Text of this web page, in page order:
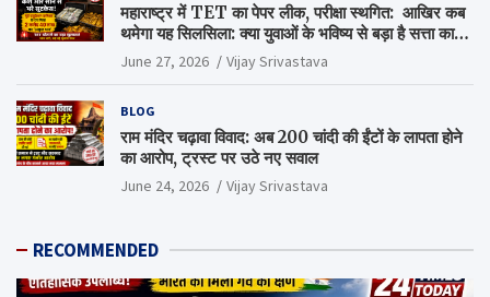
महाराष्ट्र में TET का पेपर लीक, परीक्षा स्थगित: आखिर कब
थमेगा यह सिलसिला: क्या युवाओं के भविष्य से बड़ा है सत्ता का
गणित?
June 27, 2026 Vijay Srivastava
BLOG
राम मंदिर चढ़ावा विवाद: अब 200 चांदी की ईंटों के लापता होने
का आरोप, ट्रस्ट पर उठे नए सवाल
June 24, 2026 Vijay Srivastava
RECOMMENDED